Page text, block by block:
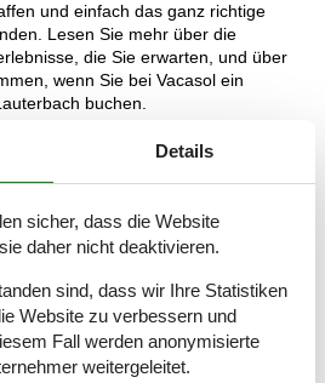
und einfach das ganz richtige
Lesen Sie mehr über die
die Sie erwarten, und über
wenn Sie bei Vacasol ein
buchen.
Lauterbach
Sonnenstunden führen dazu, dass
ist. Lauterbach liegt
Viele Zeugnisse der
Cafés, Restaurants und
ist in Lauterbach gut
Unterkünfte z. B. Ferienhäuser
Details
sicher, dass die Website
daher nicht deaktivieren.
sind, dass wir Ihre Statistiken
Website zu verbessern und
Fall werden anonymisierte
weitergeleitet.